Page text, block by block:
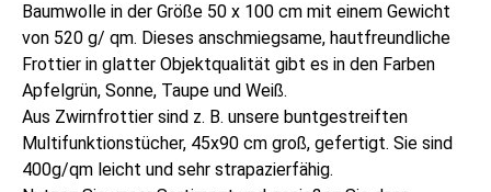
Baumwolle in der Größe 50 x 100 cm mit einem Gewicht
von 520 g/ qm. Dieses anschmiegsame, hautfreundliche
Frottier in glatter Objektqualität gibt es in den Farben
Apfelgrün, Sonne, Taupe und Weiß.
Aus Zwirnfrottier sind z. B. unsere buntgestreiften
Multifunktionstücher, 45x90 cm groß, gefertigt. Sie sind
400g/qm leicht und sehr strapazierfähig.